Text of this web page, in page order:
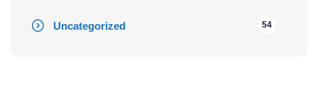
Uncategorized 54